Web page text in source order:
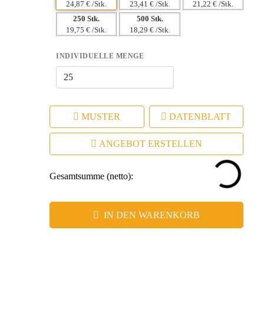
24,87 € /Stk.
23,41 € /Stk.
21,22 € /Stk.
250 Stk.
19,75 € /Stk.
500 Stk.
18,29 € /Stk.
INDIVIDUELLE MENGE
MUSTER DATENBLATT
ANGEBOT ERSTELLEN
Gesamtsumme (netto):
IN DEN WARENKORB